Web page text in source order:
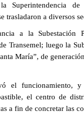
Superintendencia de
trasladaron a diversos
a la Subestación
Transemel; luego la
María”, de
el funcionamiento, y
el centro de
a fin de concretar las